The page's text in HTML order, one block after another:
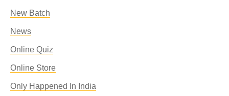
New Batch
News
Online Quiz
Online Store
Only Happened In India